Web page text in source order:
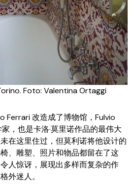
Foto: Valentina Ortaggi
Ferrari 改造成了博物馆，Fulvio
，也是卡洛·莫里诺作品的最伟大
在这里住过，但莫利诺将他设计的
、雕塑、照片和物品都留在了这
人惊讶，展现出多样而复杂的作
外迷人。